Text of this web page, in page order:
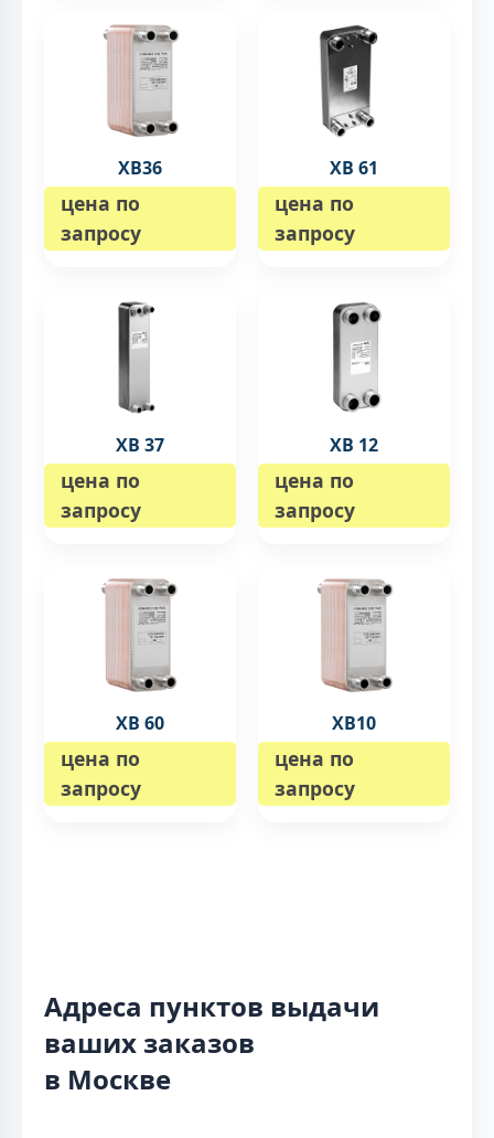
XB36
цена по
запросу
XB 61
цена по
запросу
XB 37
цена по
запросу
XB 12
цена по
запросу
XB 60
цена по
запросу
XB10
цена по
запросу
Адреса пунктов выдачи
ваших заказов
в Москве